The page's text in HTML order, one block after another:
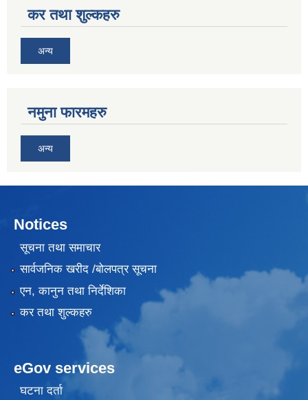
कर तथा शुल्कहरु
अन्य
नमुना फारमहरु
अन्य
Notices
सूचना तथा समाचार
सार्वजनिक खरीद /बोलपत्र सूचना
एन, कानुन तथा निर्देशिका
कर तथा शुल्कहरु
eGov services
घटना दर्ता